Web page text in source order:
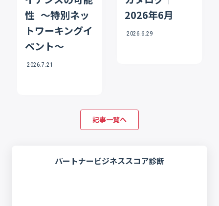
性 〜特別ネッ
トワーキングイ
ベント〜
2026.7.21
2026年6月
2026.6.29
記事一覧へ
パートナービジネススコア診断